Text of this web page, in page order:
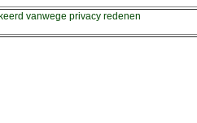
vanwege privacy redenen